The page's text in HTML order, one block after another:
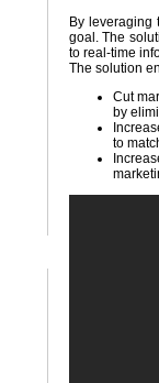
By leveraging
goal. The
to real-time
The solution
Cut
by
to